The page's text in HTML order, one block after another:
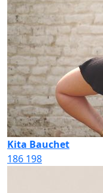
Kita Bauchet
186 198